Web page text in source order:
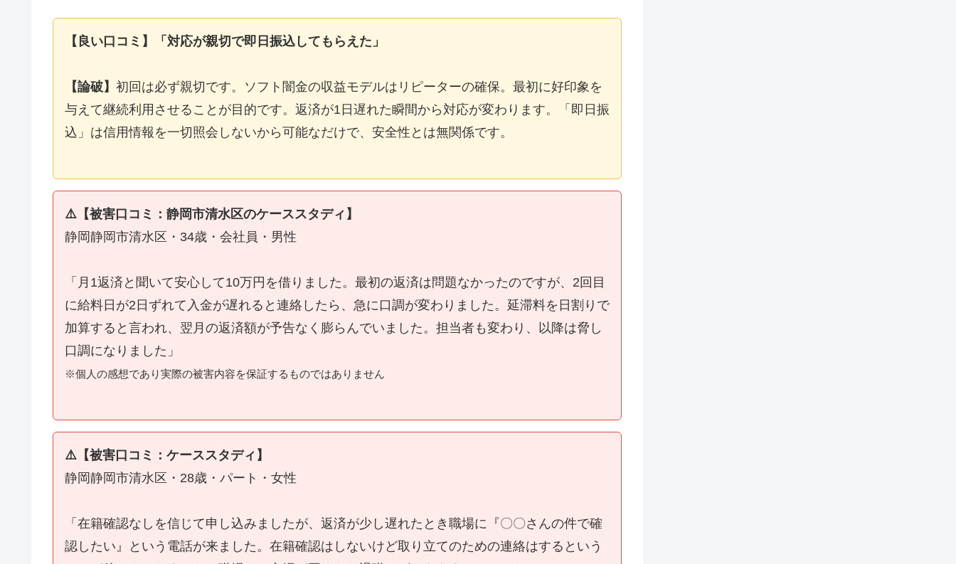
【良い口コミ】「対応が親切で即日振込してもらえた」
【論破】 初回は必ず親切です。ソフト闇金の収益モデルはリピーターの確保。最初に好印象を
与えて継続利用させることが目的です。返済が1日遅れた瞬間から対応が変わります。「即日振
込」は信用情報を一切照会しないから可能なだけで、安全性とは無関係です。
⚠️【被害口コミ：静岡市清水区のケーススタディ】
静岡静岡市清水区・34歳・会社員・男性
「月1返済と聞いて安心して10万円を借りました。最初の返済は問題なかったのですが、2回目
に給料日が2日ずれて入金が遅れると連絡したら、急に口調が変わりました。延滞料を日割りで
加算すると言われ、翌月の返済額が予告なく膨らんでいました。担当者も変わり、以降は脅し
口調になりました」
※個人の感想であり実際の被害内容を保証するものではありません
⚠️【被害口コミ：ケーススタディ】
静岡静岡市清水区・28歳・パート・女性
「在籍確認なしを信じて申し込みましたが、返済が少し遅れたとき職場に『〇〇さんの件で確
認したい』という電話が来ました。在籍確認はしないけど取り立てのための連絡はするという